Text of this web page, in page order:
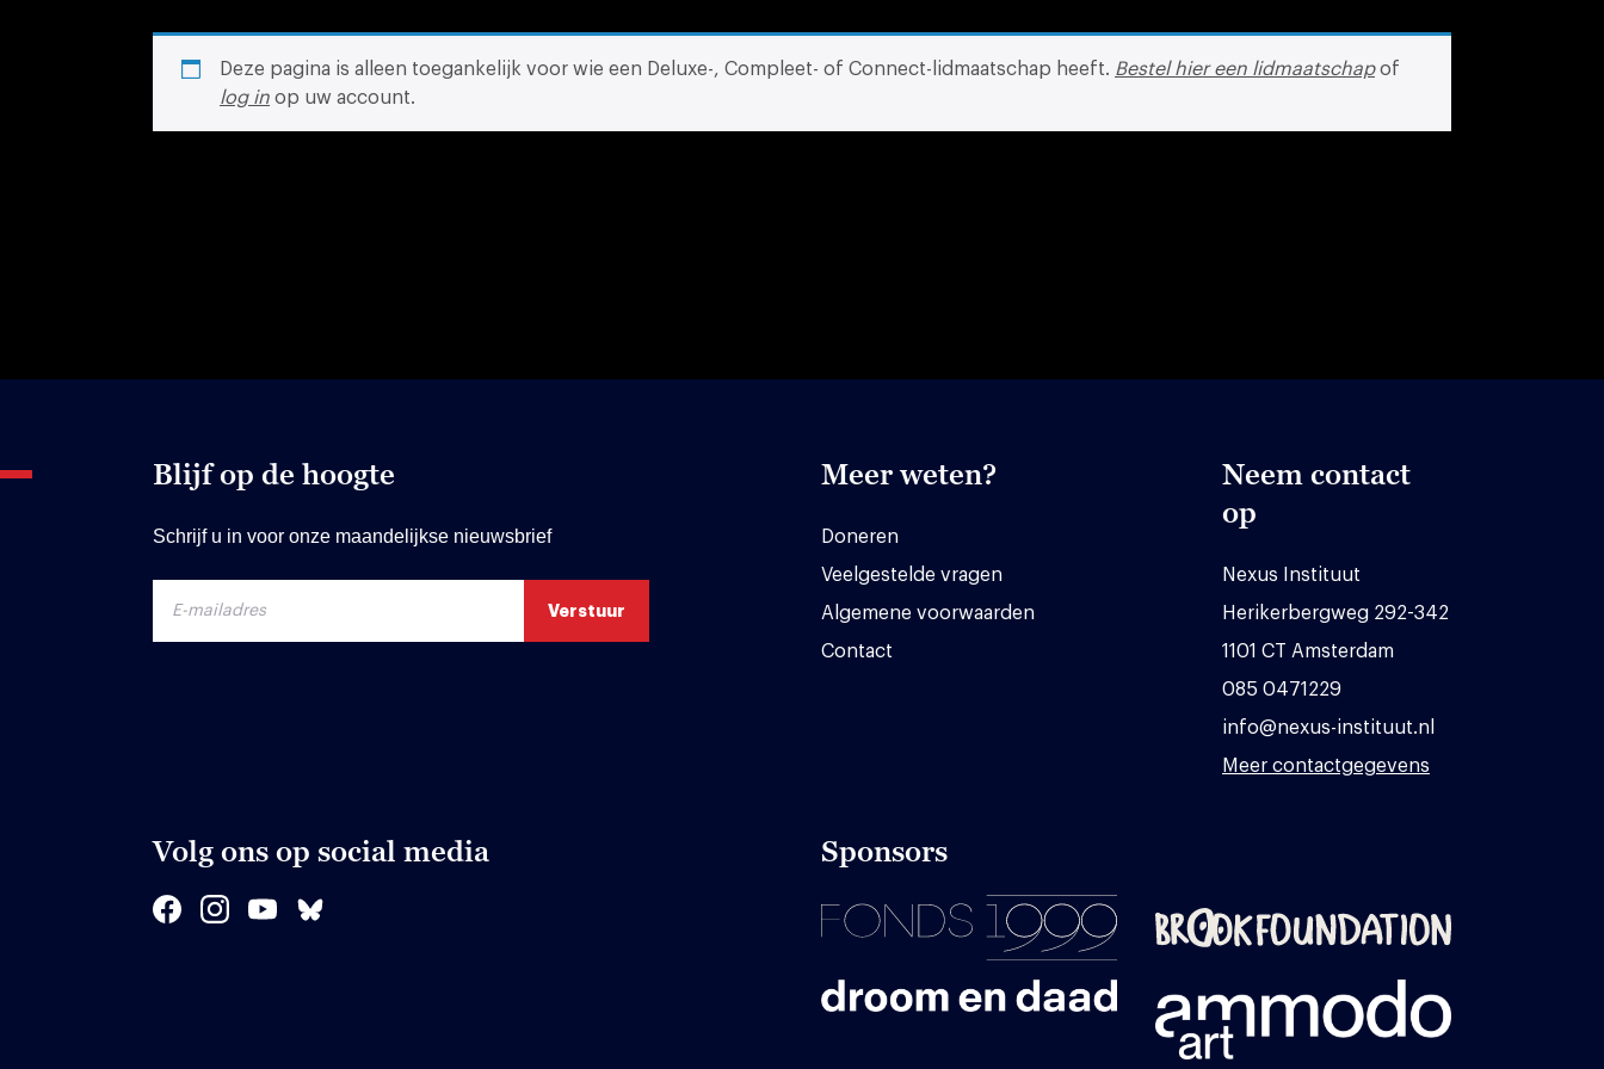
Deze pagina is alleen toegankelijk voor wie een Deluxe-, Compleet- of Connect-lidmaatschap heeft. Bestel hier een lidmaatschapof
log in op uw account.
Blijf op de hoogte
Schrijf u in voor onze maandelijkse nieuwsbrief
Meer weten?
Doneren
Veelgestelde vragen
Algemene voorwaarden
Contact
Neem contact
op
Nexus Instituut
Herikerbergweg 292-342
1101 CT Amsterdam
085 0471229
info@nexus-instituut.nl
Meer contactgegevens
Volg ons op social media Sponsors